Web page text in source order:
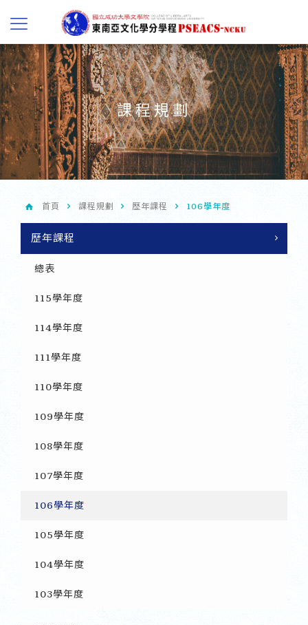
課程規劃
首頁 課程規劃 歷年課程 106學年度
歷年課程
總表
115學年度
114學年度
111學年度
110學年度
109學年度
108學年度
107學年度
106學年度
105學年度
104學年度
103學年度